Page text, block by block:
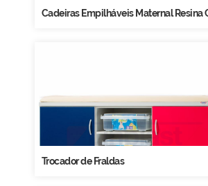
Cadeiras Empilháveis Maternal Resina
Trocador de Fraldas